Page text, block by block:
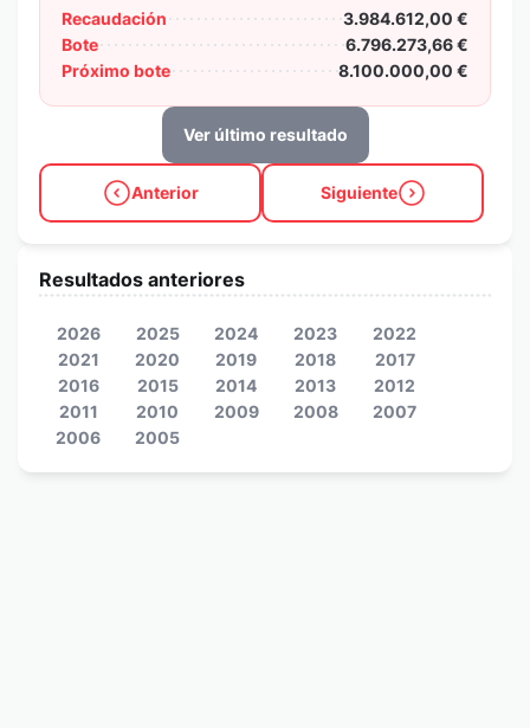
Recaudación
3.984.612,00 €
Bote
6.796.273,66 €
Próximo bote
8.100.000,00 €
Ver último resultado
Anterior Siguiente
Resultados anteriores
2026 2025 2024 2023
2022
2021
2020 2019 2018
2017
2016
2015 2014 2013
2012
2011
2010 2009 2008
2007
2006
2005